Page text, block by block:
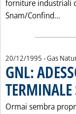
forniture industriali
Snam/Confind...
20/12/1995 - Gas
GNL:
Ormai sembra